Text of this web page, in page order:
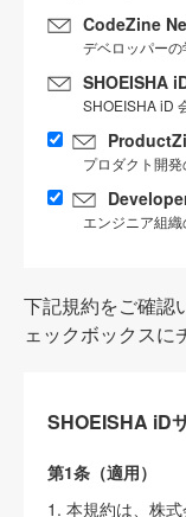
CodeZine
デベロッパー
SHOEISHA
SHOEISHA iD
プロダクト開
エンジニア組
下記規約をご確認
ェックボックスに
SHOEISHA iD
第1条（適用）
1. 本規約は、株